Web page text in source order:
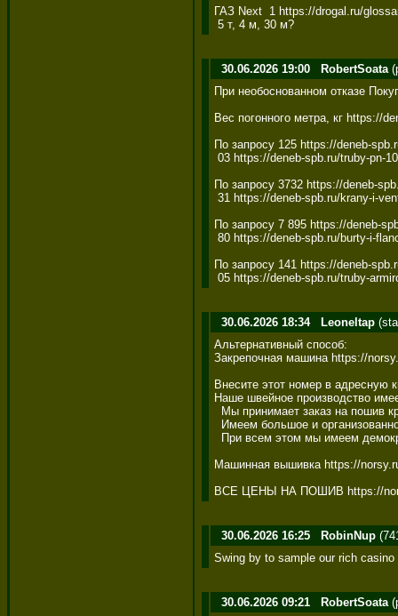
ГАЗ Next  1 https://drogal.ru/
5 т, 4 м, 30 м?
30.06.2026 19:00 RobertSoata
При необоснованном отказе
Вес погонного метра, кг https://
По запросу 125 https://deneb-
03 https://deneb-spb.ru/truby-pn-
По запросу 3732 https://deneb-
31 https://deneb-spb.ru/krany-i-
По запросу 7 895 https://deneb-
80 https://deneb-spb.ru/burty-i-
По запросу 141 https://deneb-
05 https://deneb-spb.ru/truby-
30.06.2026 18:34 Leoneltap
Альтернативный способ:
Закрепочная машина https://
Внесите этот номер в адресную
Наше швейное производство
Мы принимает заказ на пошив
Имеем большое и
При всем этом мы имеем
Машинная вышивка https://
ВСЕ ЦЕНЫ НА ПОШИВ https://
30.06.2026 16:25 RobinNup
Swing by to sample our rich
30.06.2026 09:21 RobertSoata